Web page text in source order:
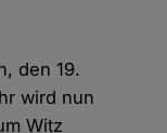
den 19.
wird nun
Witz